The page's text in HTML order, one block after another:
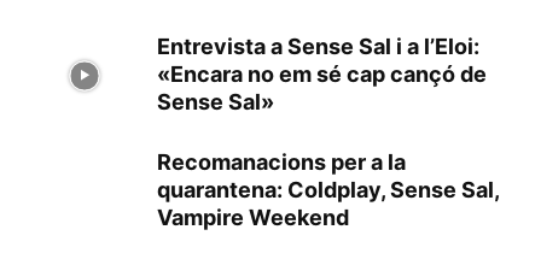
Entrevista a Sense Sal i a l’Eloi:
«Encara no em sé cap cançó de
Sense Sal»
Recomanacions per a la
quarantena: Coldplay, Sense Sal,
Vampire Weekend